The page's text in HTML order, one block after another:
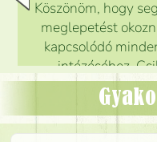
Köszönöm, hogy
meglepetést
kapcsolódó
intézéséhez.